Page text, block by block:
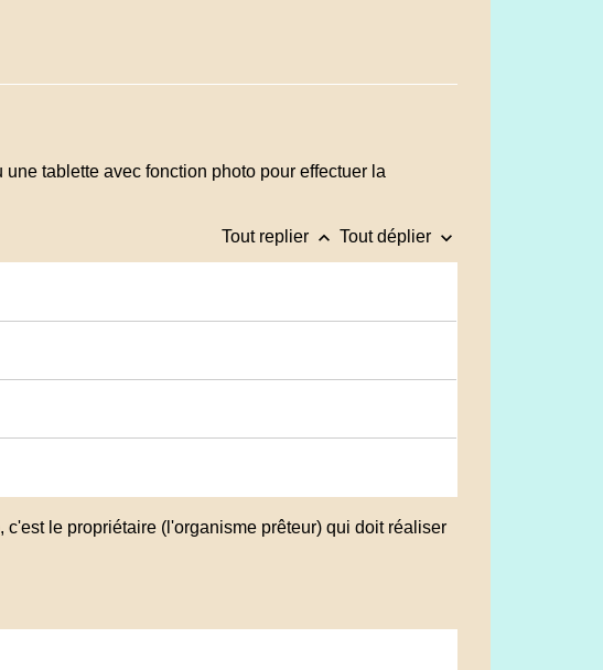
tablette avec fonction photo pour effectuer la
Tout replier keyboard_arrow_up Tout déplier keyboard_arrow_down
le propriétaire (l'organisme prêteur) qui doit réaliser